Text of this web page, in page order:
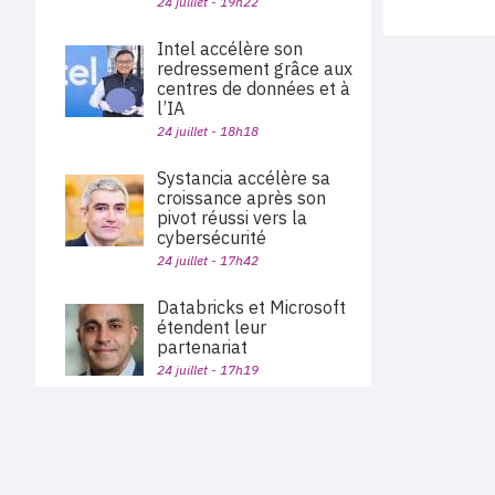
Intel accélère son
redressement grâce aux
centres de données et à
l’IA
24 juillet - 18h18
Systancia accélère sa
croissance après son
pivot réussi vers la
cybersécurité
24 juillet - 17h42
Databricks et Microsoft
étendent leur
partenariat
24 juillet - 17h19